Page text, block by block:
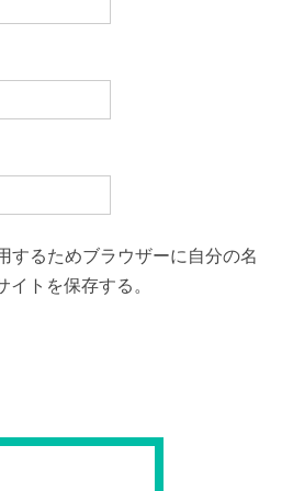
するためブラウザーに自分の名
トを保存する。